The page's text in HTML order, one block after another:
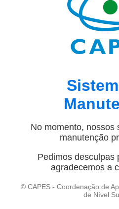
No momento, nossos
manutenção
Pedimos desculpas
agradecemos a
© CAPES - Coordenação de
de Nível